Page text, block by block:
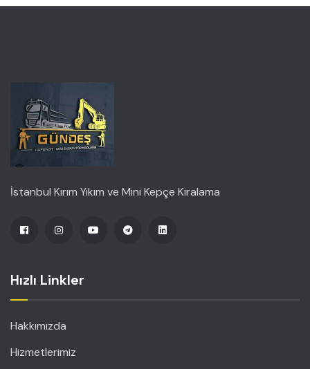
İstanbul Kırım Yıkım ve Mini Kepçe Kiralama
Hızlı Linkler
Hakkımızda
Hizmetlerimiz